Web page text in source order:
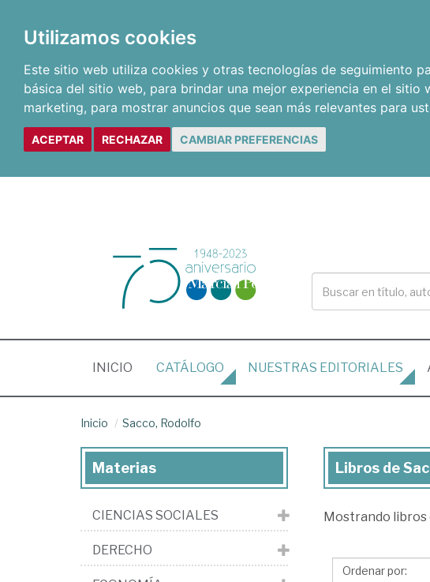
Utilizamos cookies
Este sitio web utiliza cookies y otras tecnologías de seguimiento
básica del sitio web, para brindar una mejor experiencia en el sitio
marketing, para mostrar anuncios que sean más relevantes para
ACEPTAR RECHAZAR CAMBIAR PREFERENCIAS
INICIO (CURRENT)
CATÁLOGO NUESTRAS EDITORIALES
Inicio Sacco, Rodolfo
Libros
Sacco,
Libros de
Mostrando libros
Materias
CIENCIAS SOCIALES
DERECHO